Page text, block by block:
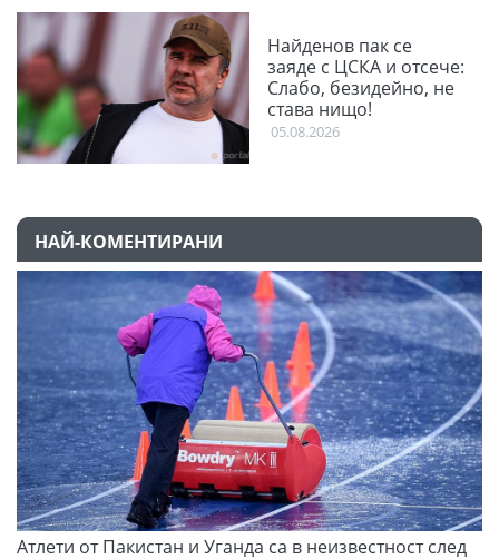
Найденов пак се
заяде с ЦСКА и отсече:
Слабо, безидейно, не
става нищо!
05.08.2026
НАЙ-КОМЕНТИРАНИ
Атлети от Пакистан и Уганда са в неизвестност след